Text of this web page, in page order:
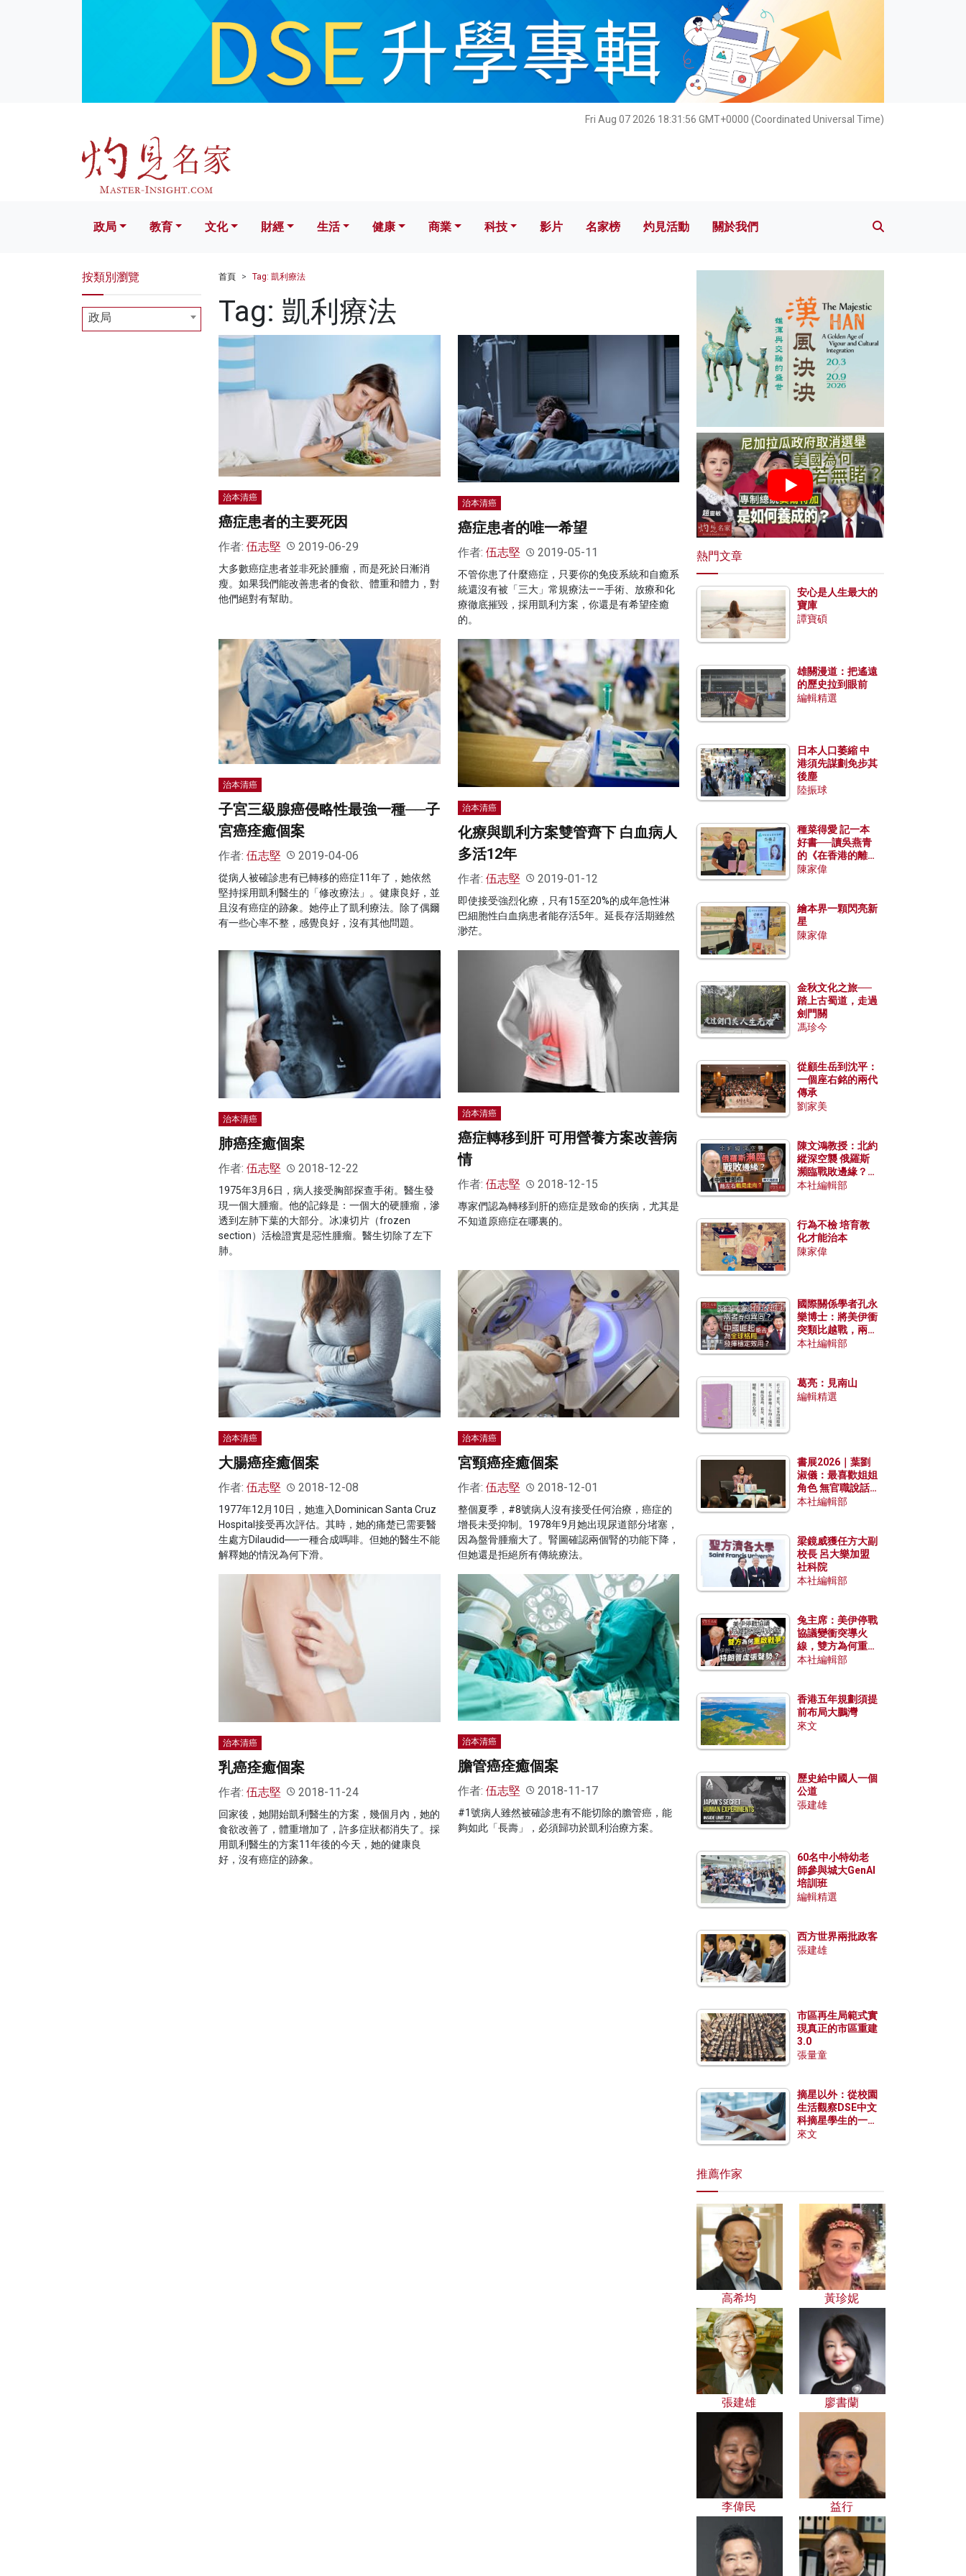
Fri Aug 07 2026 18:31:57 GMT+0000 (Coordinated Universal Time)
文化 財經 生活 健康 科技 影片 名家榜 灼見活動 關於我們
政局 教育 文化 財經 生活 健康 商業 科技 影片 名家榜 灼見活動 關於我們
首頁 Tag: 凱利療法
Tag: 凱利療法
治本清癌
癌症患者的主要死因
作者: 伍志堅 2019-06-29
大多數癌症患者並非死於腫瘤，而是死於日漸消
瘦。如果我們能改善患者的食欲、體重和體力，對
他們絕對有幫助。
治本清癌
癌症患者的唯一希望
作者: 伍志堅 2019-05-11
不管你患了什麼癌症，只要你的免疫系統和自癒系
統還沒有被「三大」常規療法——手術、放療和化
療徹底摧毀，採用凱利方案，你還是有希望痊癒
的。
治本清癌
子宮三級腺癌侵略性最強一種──子
宮癌痊癒個案
作者: 伍志堅 2019-04-06
從病人被確診患有已轉移的癌症11年了，她依然
堅持採用凱利醫生的「修改療法」。健康良好，並
且沒有癌症的跡象。她停止了凱利療法。除了偶爾
有一些心率不整，感覺良好，沒有其他問題。
治本清癌
化療與凱利方案雙管齊下 白血病人
多活12年
作者: 伍志堅 2019-01-12
即使接受強烈化療，只有15至20%的成年急性淋
巴細胞性白血病患者能存活5年。延長存活期雖然
渺茫。
治本清癌
肺癌痊癒個案
作者: 伍志堅 2018-12-22
1975年3月6日，病人接受胸部探查手術。醫生發
現一個大腫瘤。他的記錄是：一個大的硬腫瘤，滲
透到左肺下葉的大部分。冰凍切片（frozen
section）活檢證實是惡性腫瘤。醫生切除了左下
肺。
治本清癌
癌症轉移到肝 可用營養方案改善病
情
作者: 伍志堅 2018-12-15
專家們認為轉移到肝的癌症是致命的疾病，尤其是
不知道原癌症在哪裏的。
治本清癌
大腸癌痊癒個案
作者: 伍志堅 2018-12-08
1977年12月10日，她進入Dominican Santa Cruz
Hospital接受再次評估。其時，她的痛楚已需要醫
生處方Dilaudid──一種合成嗎啡。但她的醫生不能
解釋她的情況為何下滑。
治本清癌
宮頸癌痊癒個案
作者: 伍志堅 2018-12-01
整個夏季，#8號病人沒有接受任何治療，癌症的
增長未受抑制。1978年9月她出現尿道部分堵塞，
因為盤骨腫瘤大了。腎圖確認兩個腎的功能下降，
但她還是拒絕所有傳統療法。
治本清癌
乳癌痊癒個案
作者: 伍志堅 2018-11-24
回家後，她開始凱利醫生的方案，幾個月內，她的
食欲改善了，體重增加了，許多症狀都消失了。採
用凱利醫生的方案11年後的今天，她的健康良
好，沒有癌症的跡象。
治本清癌
膽管癌痊癒個案
作者: 伍志堅 2018-11-17
#1號病人雖然被確診患有不能切除的膽管癌，能
夠如此「長壽」，必須歸功於凱利治療方案。
按類別瀏覽
政局
熱門文章
安心是人生最大的
寶庫
譚寶碩
雄關漫道：把遙遠
的歷史拉到眼前
編輯精選
日本人口萎縮 中
港須先謀劃免步其
後塵
陸振球
種菜得愛 記一本
好書──讀吳燕青
的《在香港的離島
種菜》
陳家偉
繪本界一顆閃亮新
星
陳家偉
金秋文化之旅──
踏上古蜀道，走過
劍門關
馮珍今
從顧生岳到沈平：
一個座右銘的兩代
傳承
劉家美
陳文鴻教授：北約
縱深空襲 俄羅斯
瀕臨戰敗邊緣？中
國零部件能左右戰
本社編輯部
行為不檢 培育教
化才能治本
陳家偉
國際關係學者孔永
樂博士：將美伊衝
突類比越戰，兩者
有何異同？中國崛
本社編輯部
葛亮：見南山
編輯精選
書展2026｜葉劉
淑儀：最喜歡姐姐
角色 無官職說話
包袱少
本社編輯部
梁鏡威獲任方大副
校長 呂大樂加盟
社科院
本社編輯部
兔主席：美伊停戰
協議變衝突導火
線，雙方為何重啟
戰爭？伊朗一早洞
本社編輯部
香港五年規劃須提
前布局大鵬灣
來文
歷史給中國人一個
公道
張建雄
60名中小特幼老
師參與城大GenAI
培訓班
編輯精選
西方世界兩批政客
張建雄
市區再生局範式實
現真正的市區重建
3.0
張量童
摘星以外：從校園
生活觀察DSE中文
科摘星學生的一點
特質
來文
推薦作家
高希均 黃珍妮
張建雄 廖書蘭
李偉民 益行